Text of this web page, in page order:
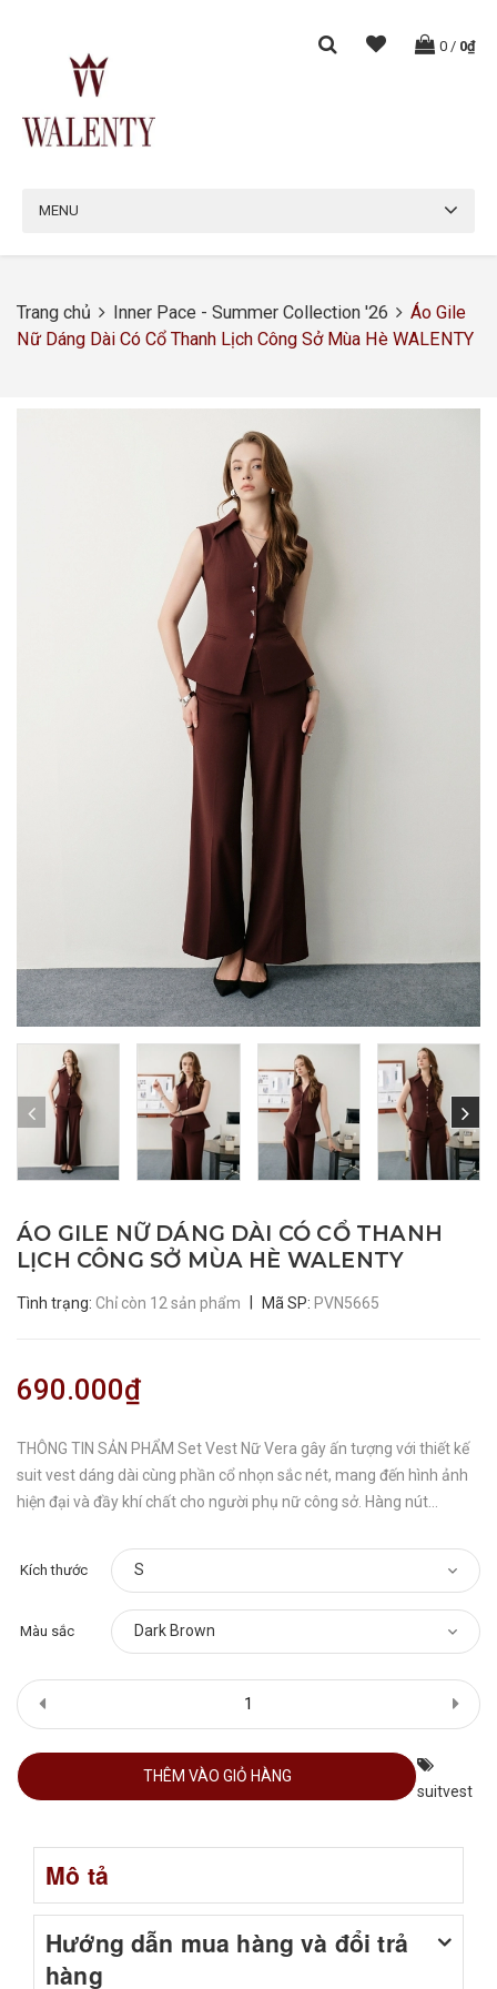
0 / 0₫
MENU
Trang chủ Inner Pace - Summer Collection '26
Áo Gile
Nữ Dáng Dài Có Cổ Thanh Lịch Công Sở Mùa Hè WALENTY
ÁO GILE NỮ DÁNG DÀI CÓ CỔ THANH
LỊCH CÔNG SỞ MÙA HÈ WALENTY
Tình trạng: Chỉ còn 12 sản phẩm Mã SP: PVN5665
690.000₫
THÔNG TIN SẢN PHẨM Set Vest Nữ Vera gây ấn tượng với thiết kế
suit vest dáng dài cùng phần cổ nhọn sắc nét, mang đến hình ảnh
hiện đại và đầy khí chất cho người phụ nữ công sở. Hàng nút...
Kích thước
Màu sắc
THÊM VÀO GIỎ HÀNG
suitvest
Mô tả
Hướng dẫn mua hàng và đổi trả
hàng